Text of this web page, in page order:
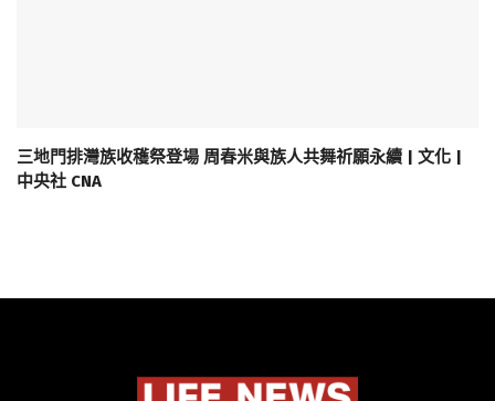
三地門排灣族收穫祭登場 周春米與族人共舞祈願永續 | 文化 |
中央社 CNA